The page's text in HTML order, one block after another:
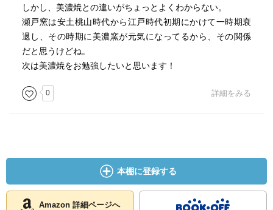
です。
明治の頃には、海外向けのきらびやかな凝った意匠のもの
が多く作られます。
も作られています。
こうした作品も、良質の土と高度な技術の伝統から生まれ
しかし、美濃焼との違いがちょっとよくわからない。
瀬戸窯は安土桃山時代から江戸時代初期にかけて一時期衰
退し、その時期に美濃窯が元気になってるから、その関係
だと思うけどね。
次は美濃焼をお勉強したいと思います！
0 詳細をみる
本棚に登録する
Amazon 詳細ページへ